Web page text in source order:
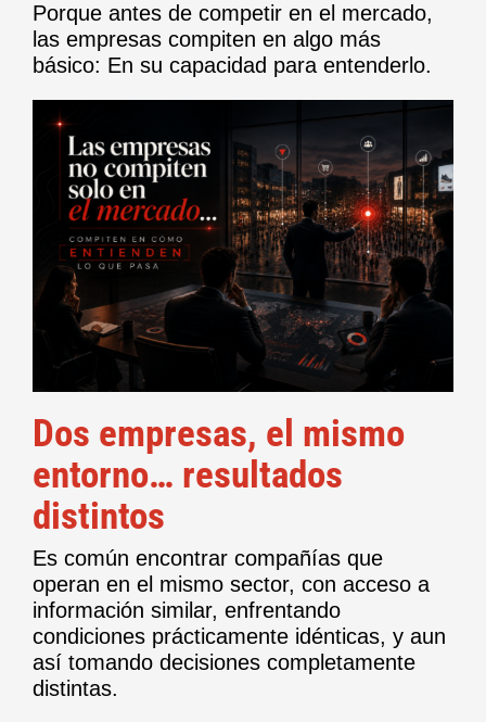
Porque antes de competir en el mercado,
las empresas compiten en algo más
básico: En su capacidad para entenderlo.
Dos empresas, el mismo
entorno… resultados
distintos
Es común encontrar compañías que
operan en el mismo sector, con acceso a
información similar, enfrentando
condiciones prácticamente idénticas, y aun
así tomando decisiones completamente
distintas.